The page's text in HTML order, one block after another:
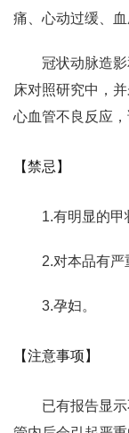
痛、心动过缓、
冠状动脉造
床对照研究中，
心血管不良反应
【禁忌】
1.有明显的甲
2.对本品有严
3.孕妇。
【注意事项】
已有报告显